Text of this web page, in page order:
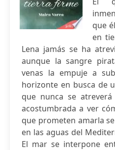
que
en
Lena jamás se ha
aunque la sangre
venas la empuje a
horizonte en busca de
que nunca se
acostumbrada a ver
que prometen amarla
en las aguas del
El mar se interpone